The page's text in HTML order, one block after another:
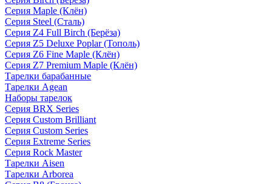
Серия Maple (Клён)
Серия Steel (Сталь)
Серия Z4 Full Birch (Берёза)
Серия Z5 Deluxe Poplar (Тополь)
Серия Z6 Fine Maple (Клён)
Серия Z7 Premium Maple (Клён)
Тарелки барабанные
Тарелки Agean
Наборы тарелок
Серия BRX Series
Серия Custom Brilliant
Серия Custom Series
Серия Extreme Series
Серия Rock Master
Тарелки Aisen
Тарелки Arborea